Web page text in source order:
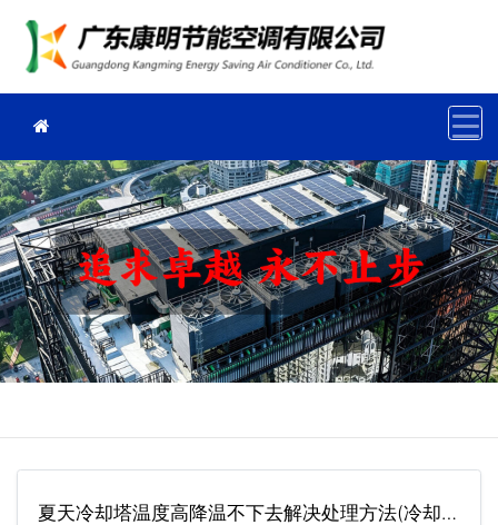
夏天冷却塔温度高降温不下去解决处理方法(冷却塔